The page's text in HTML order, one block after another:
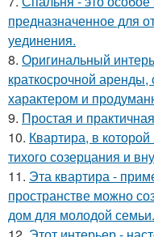
предназначенное для
уединения.
8. Оригинальный
краткосрочной
характером и
9. Простая и
10. Квартира, в
тихого созерцания и
11. Эта квартира -
пространстве можно
дом для молодой семьи.